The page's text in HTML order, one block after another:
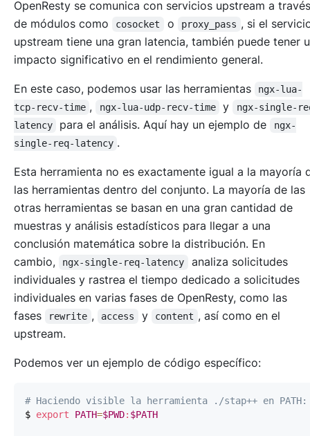
OpenResty se comunica con servicios upstream a través
de módulos como
cosocket o proxy_pass , si el
upstream tiene una gran latencia, también puede tener
impacto significativo en el rendimiento general.
En este caso, podemos usar las herramientas
ngx-lua-
tcp-recv-time , ngx-lua-udp-recv-time y
ngx-single-
latency
para el análisis. Aquí hay un ejemplo de
ngx-
single-req-latency .
Esta herramienta no es exactamente igual a la mayoría
las herramientas dentro del conjunto. La mayoría de las
otras herramientas se basan en una gran cantidad de
muestras y análisis estadísticos para llegar a una
conclusión matemática sobre la distribución. En
cambio,
ngx-single-req-latency
analiza solicitudes
individuales y rastrea el tiempo dedicado a solicitudes
individuales en varias fases de OpenResty, como las
fases
rewrite , access y content , así como en el
upstream.
Podemos ver un ejemplo de código específico:
# Haciendo visible la herramienta ./stap++ en PATH:
$ export PATH=$PWD: $PATH